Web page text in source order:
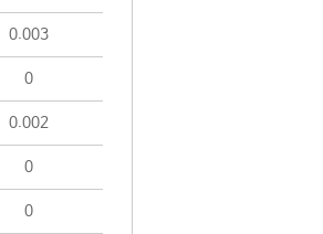
0.003
0
0.002
0
0